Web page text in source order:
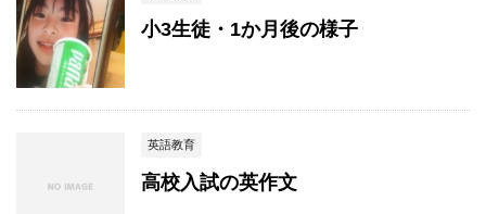
小3生徒・1か月後の様子
英語教育
高校入試の英作文